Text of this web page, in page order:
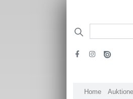
Home